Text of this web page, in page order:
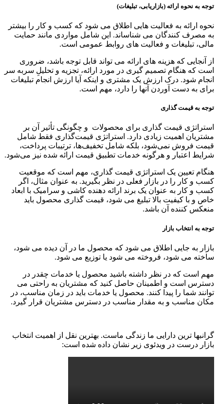
توجه به نحوه ارائه (بازاریابی، تبلیغات)
نحوه ارائه به فعالیت هایی اطلاق می شود که کسب و کار را بیشتر
به مصرف کنندگان می شناساند. این شامل مواردی مانند حمایت
مالی، تبلیغات و فعالیت های روابط عمومی است.
از آنجایی که هزینه های ارائه می تواند قابل توجه باشد، ضروری
است که هنگام تصمیم گیری در مورد ارائه، تجزیه و تحلیلِ سربه سر
انجام شود. درک ارزش یک مشتری و اینکه آیا ارزش انجام تبلیغات
برای به دست آوردن آنها را دارد، مهم است.
توجه به قیمت گذاری
استراتژی قیمت گذاری برای محصولات و چگونگی تأثیر آن بر
مشتریان اهمیت زیادی دارد. استراتژی قیمت‌گذاری فقط شامل
قیمت فروش نمی‌شود، بلکه شامل تخفیف‌ها، ترتیبات پرداخت،
شرایط اعتبار و هرگونه خدمات تطبیق قیمت ارائه شده نیز می‌شود.
هنگام تعیین یک استراتژی قیمت گذاری، مهم است که موقعیت
کسب و کار را در بازار فعلی در نظر بگیرید. به عنوان مثال، اگر
کسب و کار به عنوان یک برند ارائه دهنده کاشی و سرامیک با ابعاد
خاص و با کیفیت بالا تبلیغ می شود، قیمت گذاری محصول باید
منعکس کننده آن باشد.
توجه به انتخاب بازار
بازار به جایی اطلاق می شود که محصول ما در آن دیده می شود،
ساخته می شود، فروخته می شود یا توزیع می شود.
مهم است که در نظر داشته باشید محصول یا خدمات چقدر در
دسترس است و اطمینان حاصل کنید که مشتریان به راحتی می
توانند شما را پیدا کنند. محصول یا خدمات باید در زمان مناسب، در
مکان مناسب و به مقدار مناسب در دسترس مشتریان قرار گیرد.
گرانبها ترین دارایی ما زندگی ماست. بهترین نقل از اهمیت انتخاب
بازار درست در ویدئوی زیر نشان داده شده است: